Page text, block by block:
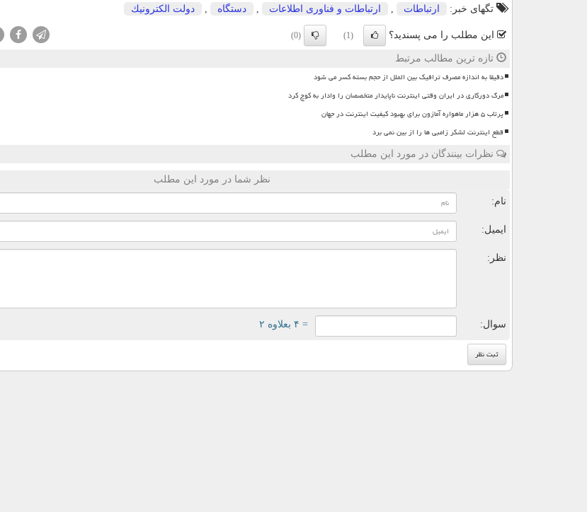
تگهای خبر:
ارتباطات ارتباطات و فناوری اطلاعات دستگاه دولت الكترونیك
این مطلب را می پسندید؟ (1)
(0)
تازه ترین مطالب مرتبط
دقیقا به اندازه مصرف ترافیک بین الملل از حجم بسته کسر می شود
مرگ دورکاری در ایران وقتی اینترنت ناپایدار متخصصان را وادار به کوچ کرد
پرتاب ۵ هزار ماهواره آمازون برای بهبود کیفیت اینترنت در جهان
قطع اینترنت لشکر زامبی ها را از بین نمی برد
نظرات بینندگان در مورد این مطلب
نظر شما در مورد این مطلب
نام:
ایمیل:
نظر:
سوال: = ۴ بعلاوه ۲